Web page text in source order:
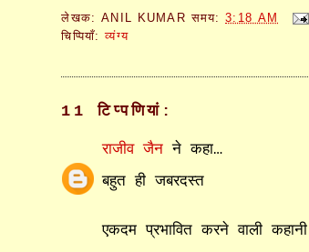
लेखक: ANIL KUMAR समय:3:18 AM
चिप्पियाँ:व्यंग्य
11 टिप्‍पणियां:
राजीव जैन ने कहा…
बहुत ही जबरदस्‍त
एकदम प्रभावित करने वाली